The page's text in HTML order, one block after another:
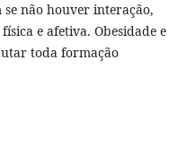
não houver interação,
e afetiva. Obesidade e
toda formação